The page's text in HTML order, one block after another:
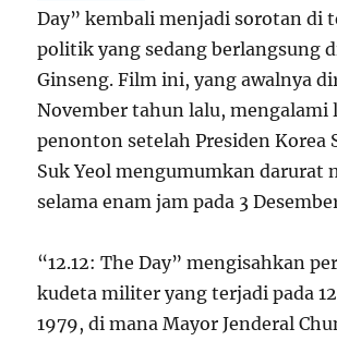
Day” kembali menjadi sorotan di
politik yang sedang berlangsung
Ginseng. Film ini, yang awalnya
November tahun lalu, mengalami
penonton setelah Presiden Korea
Suk Yeol mengumumkan darurat
selama enam jam pada 3
“12.12: The Day” mengisahkan
kudeta militer yang terjadi pada
1979, di mana Mayor Jenderal